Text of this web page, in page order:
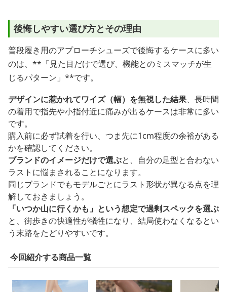
後悔しやすい選び方とその理由
普段履き用のアプローチシューズで後悔するケースに多い
のは、**「見た目だけで選び、機能とのミスマッチが生
じるパターン」**です。
デザインに惹かれてワイズ（幅）を無視した結果、長時間
の着用で指先や小指付近に痛みが出るケースは非常に多い
です。
購入前に必ず試着を行い、つま先に1cm程度の余裕がある
かを確認してください。
ブランドのイメージだけで選ぶと、自分の足型と合わない
ラストに悩まされることになります。
同じブランドでもモデルごとにラスト形状が異なる点を理
解しておきましょう。
「いつか山に行くかも」という想定で過剰スペックを選ぶ
と、街歩きの快適性が犠牲になり、結局使わなくなるとい
う末路をたどりやすいです。
今回紹介する商品一覧